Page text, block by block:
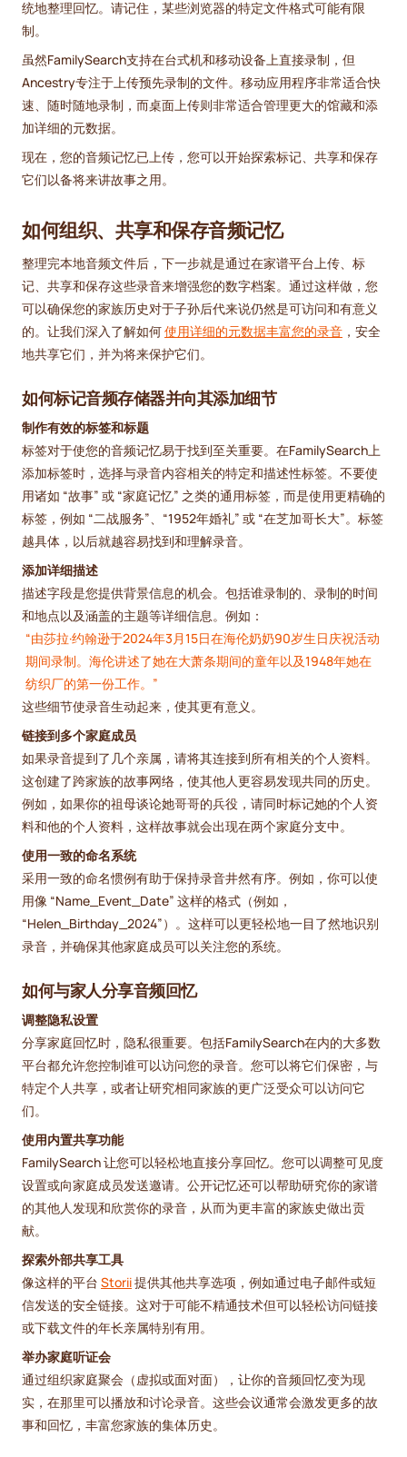
统地整理回忆。请记住，某些浏览器的特定文件格式可能有限
制。
虽然FamilySearch支持在台式机和移动设备上直接录制，但
Ancestry专注于上传预先录制的文件。移动应用程序非常适合快
速、随时随地录制，而桌面上传则非常适合管理更大的馆藏和添
加详细的元数据。
现在，您的音频记忆已上传，您可以开始探索标记、共享和保存
它们以备将来讲故事之用。
如何组织、共享和保存音频记忆
整理完本地音频文件后，下一步就是通过在家谱平台上传、标
记、共享和保存这些录音来增强您的数字档案。通过这样做，您
可以确保您的家族历史对于子孙后代来说仍然是可访问和有意义
的。让我们深入了解如何使用详细的元数据丰富您的录音 ，安全
地共享它们，并为将来保护它们。
如何标记音频存储器并向其添加细节
制作有效的标签和标题
标签对于使您的音频记忆易于找到至关重要。在FamilySearch上
添加标签时，选择与录音内容相关的特定和描述性标签。不要使
用诸如 “故事” 或 “家庭记忆” 之类的通用标签，而是使用更精确的
标签，例如 “二战服务”、“1952年婚礼” 或 “在芝加哥长大”。标签
越具体，以后就越容易找到和理解录音。
添加详细描述
描述字段是您提供背景信息的机会。包括谁录制的、录制的时间
和地点以及涵盖的主题等详细信息。例如：
“由莎拉·约翰逊于2024年3月15日在海伦奶奶90岁生日庆祝活动
期间录制。海伦讲述了她在大萧条期间的童年以及1948年她在
纺织厂的第一份工作。”
这些细节使录音生动起来，使其更有意义。
链接到多个家庭成员
如果录音提到了几个亲属，请将其连接到所有相关的个人资料。
这创建了跨家族的故事网络，使其他人更容易发现共同的历史。
例如，如果你的祖母谈论她哥哥的兵役，请同时标记她的个人资
料和他的个人资料，这样故事就会出现在两个家庭分支中。
使用一致的命名系统
采用一致的命名惯例有助于保持录音井然有序。例如，你可以使
用像 “Name_Event_Date” 这样的格式（例如，
“Helen_Birthday_2024”）。这样可以更轻松地一目了然地识别
录音，并确保其他家庭成员可以关注您的系统。
如何与家人分享音频回忆
调整隐私设置
分享家庭回忆时，隐私很重要。包括FamilySearch在内的大多数
平台都允许您控制谁可以访问您的录音。您可以将它们保密，与
特定个人共享，或者让研究相同家族的更广泛受众可以访问它
们。
使用内置共享功能
FamilySearch 让您可以轻松地直接分享回忆。您可以调整可见度
设置或向家庭成员发送邀请。公开记忆还可以帮助研究你的家谱
的其他人发现和欣赏你的录音，从而为更丰富的家族史做出贡
献。
探索外部共享工具
像这样的平台 Storii提供其他共享选项，例如通过电子邮件或短
信发送的安全链接。这对于可能不精通技术但可以轻松访问链接
或下载文件的年长亲属特别有用。
举办家庭听证会
通过组织家庭聚会（虚拟或面对面），让你的音频回忆变为现
实，在那里可以播放和讨论录音。这些会议通常会激发更多的故
事和回忆，丰富您家族的集体历史。